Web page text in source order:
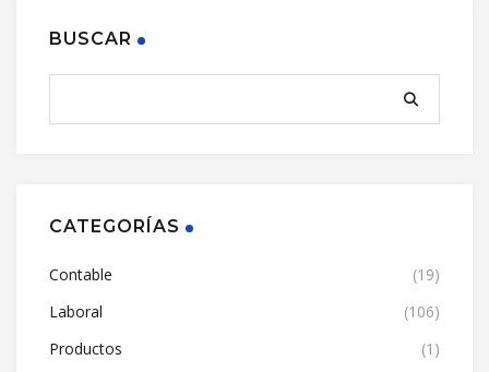
BUSCAR
CATEGORÍAS
Contable
(19)
Laboral
(106)
Productos
(1)